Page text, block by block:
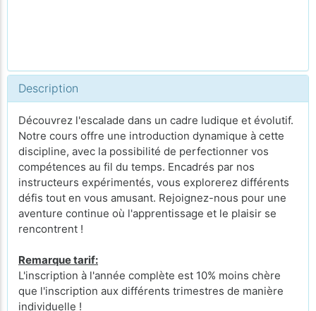
Description
Découvrez l'escalade dans un cadre ludique et évolutif.
Notre cours offre une introduction dynamique à cette
discipline, avec la possibilité de perfectionner vos
compétences au fil du temps. Encadrés par nos
instructeurs expérimentés, vous explorerez différents
défis tout en vous amusant. Rejoignez-nous pour une
aventure continue où l'apprentissage et le plaisir se
rencontrent !
Remarque tarif:
L'inscription à l'année complète est 10% moins chère
que l'inscription aux différents trimestres de manière
individuelle !